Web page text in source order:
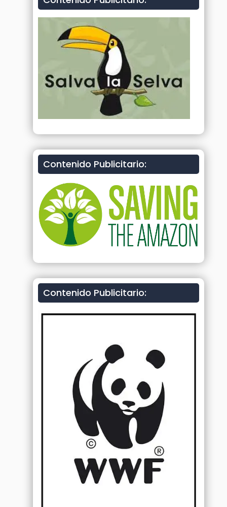
Contenido Publicitario:
Contenido Publicitario: